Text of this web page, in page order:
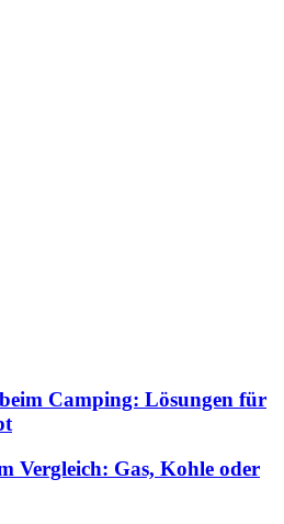
Camping: Lösungen für
Vergleich: Gas, Kohle oder